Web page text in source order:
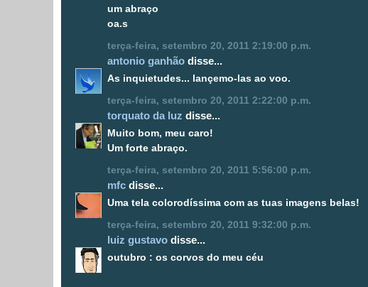
um abraço
oa.s
terça-feira, setembro 20, 2011 2:19:00 p.m.
antonio ganhão disse...
As inquietudes... lançemo-las ao voo.
terça-feira, setembro 20, 2011 2:22:00 p.m.
torquato da luz disse...
Muito bom, meu caro!
Um forte abraço.
terça-feira, setembro 20, 2011 5:56:00 p.m.
mfc disse...
Uma tela colorodíssima com as tuas imagens belas!
terça-feira, setembro 20, 2011 9:32:00 p.m.
luiz gustavo disse...
outubro : os corvos do meu céu